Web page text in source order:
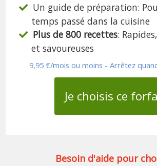
Un guide de préparation:
temps passé dans la cuisine
Plus de 800 recettes:
et savoureuses
9,95 €/mois ou moins - Arrêtez
Je choisis ce
Besoin d'aide pour